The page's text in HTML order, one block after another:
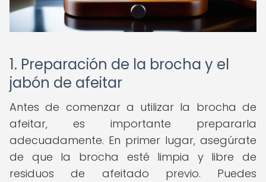
1. Preparación de la brocha y el
jabón de afeitar
Antes de comenzar a utilizar la brocha de
afeitar, es importante prepararla
adecuadamente. En primer lugar, asegúrate
de que la brocha esté limpia y libre de
residuos de afeitado previo. Puedes